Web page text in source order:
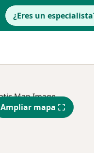
¿Eres un
Ampliar mapa